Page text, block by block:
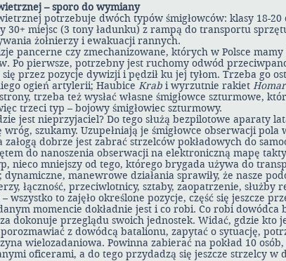
– sporo do wymiany
potrzebuje dwóch typów śmigłowców: klasy 18-
30+ miejsc (3 tony ładunku) z rampą do transportu
żołnierzy i ewakuacji rannych.
pancerne czy zmechanizowane, których w Polsce mamy
Po pierwsze, potrzebny jest ruchomy odwód
przez pozycje dywizji i pędził ku jej tyłom. Trzeba go
ogień artylerii; Haubice Krab i wyrzutnie rakiet Homar
trzeba też wysłać własne śmigłowce szturmowe,
trzeci typ – bojowy śmigłowiec szturmowy.
jest nieprzyjaciel? Do tego służą bezpilotowe aparaty
wróg, szukamy. Uzupełniają je śmigłowce obserwacji pola
załogą dobrze jest zabrać strzelców pokładowych do
do nanoszenia obserwacji na elektroniczną mapę
nieco mniejszy od tego, którego brygada używa do
manewrowe działania sprawiły, że nasze
łączność, przeciwlotnicy, sztaby, zaopatrzenie, służby
wszystko to zajęło określone pozycje, część się jeszcze
momencie dokładnie jest i co robi. Co robi dowódca
dokonuje przeglądu swoich jednostek. Widać, gdzie kto
z dowódcą batalionu, zapytać o sytuację,
wielozadaniowa. Powinna zabierać na pokład 10
oficerami, a do tego przydadzą się jeszcze strzelcy w